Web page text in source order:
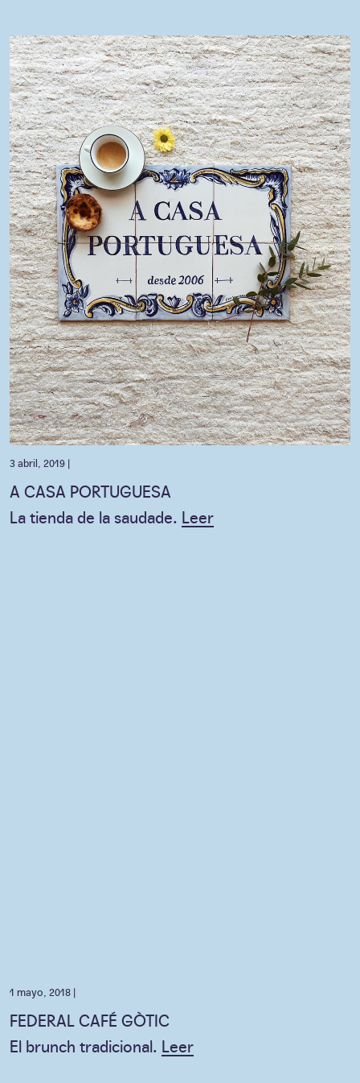
3 abril, 2019 |
A CASA PORTUGUESA
La tienda de la saudade. Leer
1 mayo, 2018 |
FEDERAL CAFÉ GÒTIC
El brunch tradicional. Leer